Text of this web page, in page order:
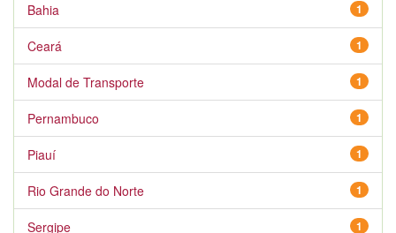
1
Bahia
1
Ceará
1
Modal de Transporte
1
Pernambuco
1
Piauí
1
Rio Grande do Norte
1
Sergipe